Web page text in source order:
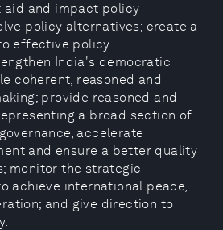
aid and impact policy
policy alternatives; create a
effective policy
India's democratic
coherent, reasoned and
provide reasoned and
a broad section of
accelerate
and ensure a better quality
monitor the strategic
achieve international peace,
and give direction to